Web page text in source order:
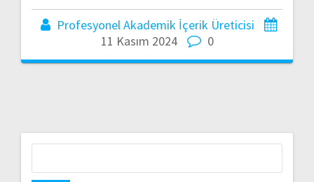
Profesyonel Akademik İçerik Üreticisi
11 Kasım 2024
0